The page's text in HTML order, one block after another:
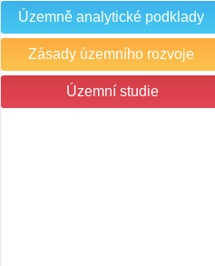
Územně analytické podklady
Zásady územního rozvoje
Územní studie